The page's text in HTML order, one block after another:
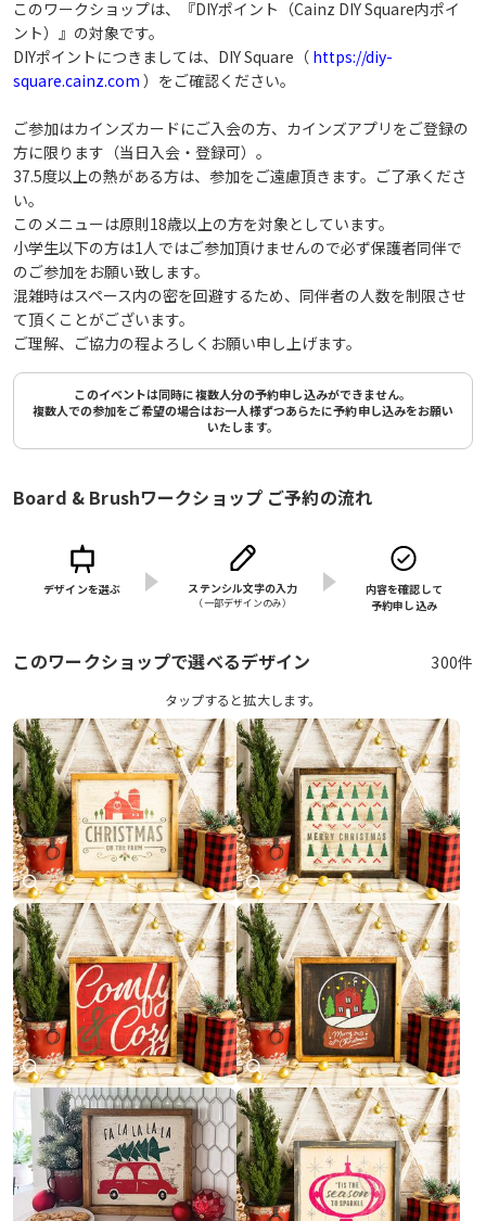
このワークショップは、『DIYポイント（Cainz DIY Square内ポイ
ント）』の対象です。
DIYポイントにつきましては、DIY Square（ https://diy-
square.cainz.com ）をご確認ください。
ご参加はカインズカードにご入会の方、カインズアプリをご登録の
方に限ります（当日入会・登録可）。
37.5度以上の熱がある方は、参加をご遠慮頂きます。ご了承くださ
い。
このメニューは原則18歳以上の方を対象としています。
小学生以下の方は1人ではご参加頂けませんので必ず保護者同伴で
のご参加をお願い致します。
混雑時はスペース内の密を回避するため、同伴者の人数を制限させ
て頂くことがございます。
ご理解、ご協力の程よろしくお願い申し上げます。
このイベントは同時に複数人分の予約申し込みができません。
複数人での参加をご希望の場合はお一人様ずつあらたに予約申し込みをお願い
いたします。
Board & Brushワークショップ ご予約の流れ
デザインを選ぶ ステンシル文字の入力
（⼀部デザインのみ）
内容を確認して
予約申し込み
このワークショップで選べるデザイン 300件
タップすると拡⼤します。